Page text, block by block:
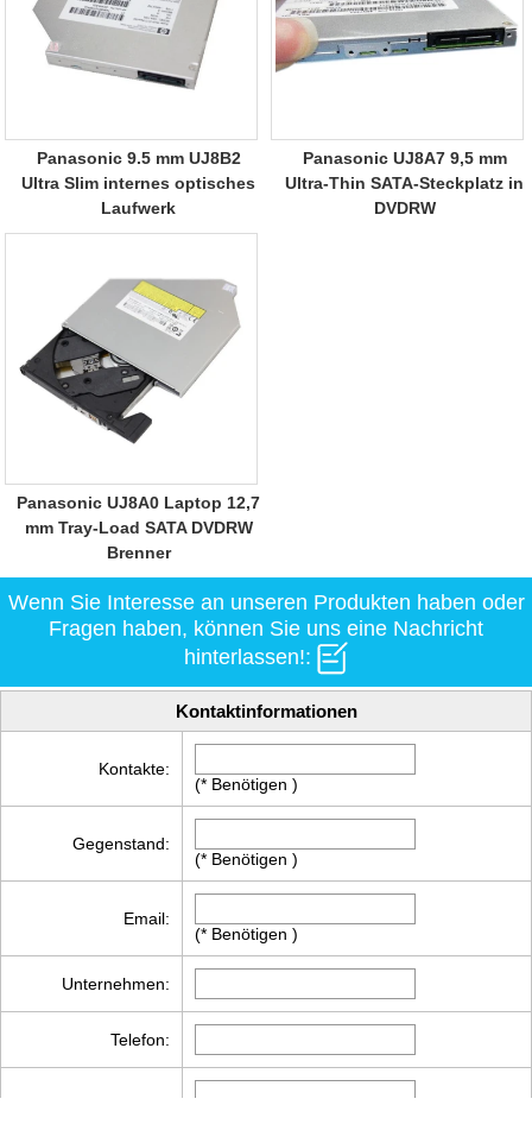
Panasonic 9.5 mm UJ8B2
Ultra Slim internes optisches
Laufwerk
Panasonic UJ8A7 9,5 mm
Ultra-Thin SATA-Steckplatz in
DVDRW
Panasonic UJ8A0 Laptop 12,7
mm Tray-Load SATA DVDRW
Brenner
Wenn Sie Interesse an unseren Produkten haben oder
Fragen haben, können Sie uns eine Nachricht
hinterlassen!:
Kontaktinformationen
Kontakte:
(* Benötigen )
Gegenstand:
(* Benötigen )
Email:
(* Benötigen )
Unternehmen:
Telefon: